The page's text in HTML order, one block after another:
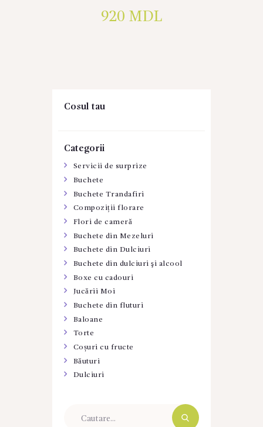
920 MDL
Cosul tau
Categorii
Servicii de surprize
Buchete
Buchete Trandafiri
Compoziții florare
Flori de cameră
Buchete din Mezeluri
Buchete din Dulciuri
Buchete din dulciuri şi alcool
Boxe cu cadouri
Jucării Moi
Buchete din fluturi
Baloane
Torte
Coșuri cu fructe
Băuturi
Dulciuri